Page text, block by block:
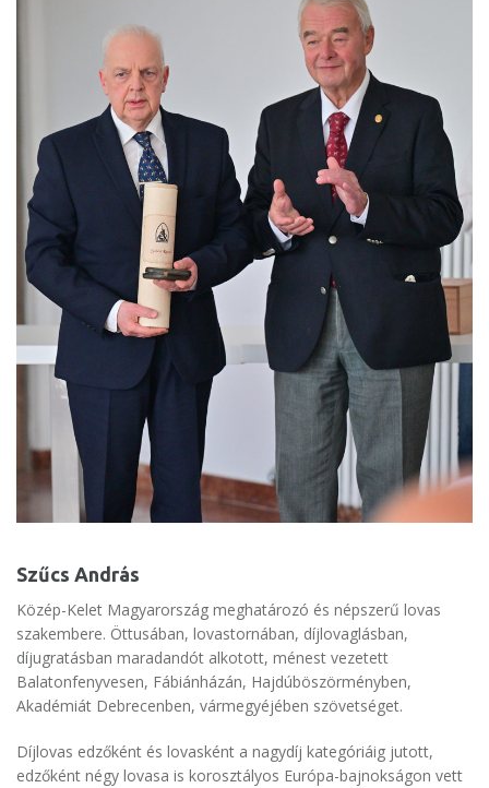
Szűcs András
Közép-Kelet Magyarország meghatározó és népszerű lovas
szakembere. Öttusában, lovastornában, díjlovaglásban,
díjugratásban maradandót alkotott, ménest vezetett
Balatonfenyvesen, Fábiánházán, Hajdúböszörményben,
Akadémiát Debrecenben, vármegyéjében szövetséget.
Díjlovas edzőként és lovasként a nagydíj kategóriáig jutott,
edzőként négy lovasa is korosztályos Európa-bajnokságon vett